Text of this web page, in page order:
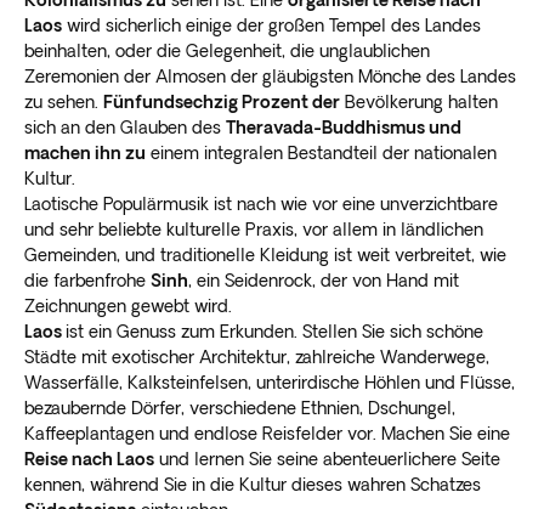
Laos wird sicherlich einige der großen Tempel des Landes
beinhalten, oder die Gelegenheit, die unglaublichen
Zeremonien der Almosen der gläubigsten Mönche des Landes
zu sehen. Fünfundsechzig Prozent der Bevölkerung halten
sich an den Glauben des Theravada-Buddhismus und
machen ihn zu einem integralen Bestandteil der nationalen
Kultur.
Laotische Populärmusik ist nach wie vor eine unverzichtbare
und sehr beliebte kulturelle Praxis, vor allem in ländlichen
Gemeinden, und traditionelle Kleidung ist weit verbreitet, wie
die farbenfrohe Sinh, ein Seidenrock, der von Hand mit
Zeichnungen gewebt wird.
Laos ist ein Genuss zum Erkunden. Stellen Sie sich schöne
Städte mit exotischer Architektur, zahlreiche Wanderwege,
Wasserfälle, Kalksteinfelsen, unterirdische Höhlen und Flüsse,
bezaubernde Dörfer, verschiedene Ethnien, Dschungel,
Kaffeeplantagen und endlose Reisfelder vor. Machen Sie eine
Reise nach Laos und lernen Sie seine abenteuerlichere Seite
kennen, während Sie in die Kultur dieses wahren Schatzes